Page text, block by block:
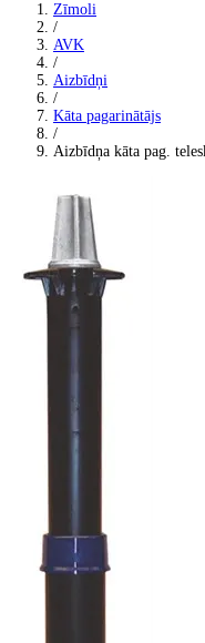
Zīmoli
/
AVK
/
Aizbīdņi
/
Kāta pagarinātājs
/
Aizbīdņa kāta pag.